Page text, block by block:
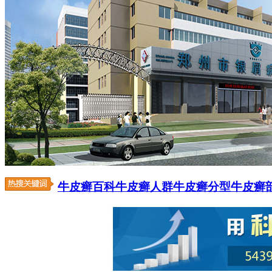
牛皮癣百科牛皮癣人群牛皮癣分型牛皮癣